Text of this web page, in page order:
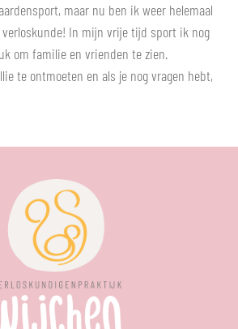
maar nu ben ik weer helemaal
In mijn vrije tijd sport ik nog
om familie en vrienden te zien.
te ontmoeten en als je nog vragen hebt,